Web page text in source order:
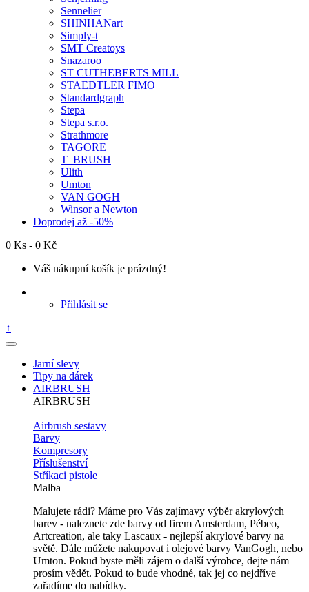
Sennelier
SHINHANart
Simply-t
SMT Creatoys
Snazaroo
ST CUTHEBERTS MILL
STAEDTLER FIMO
Standardgraph
Stepa
Stepa s.r.o.
Strathmore
TAGORE
T_BRUSH
Ulith
Umton
VAN GOGH
Winsor a Newton
Doprodej až -50%
0 Ks - 0 Kč
Váš nákupní košík je prázdný!
Přihlásit se
↑
Jarní slevy
Tipy na dárek
AIRBRUSH
AIRBRUSH
Airbrush sestavy
Barvy
Kompresory
Příslušenství
Stříkaci pistole
Malba
Malujete rádi? Máme pro Vás zajímavy výběr akrylových
barev - naleznete zde barvy od firem Amsterdam, Pébeo,
Artcreation, ale taky Lascaux - nejlepší akrylové barvy na
světě. Dále můžete nakupovat i olejové barvy VanGogh, nebo
Umton. Pokud byste měli zájem o další výrobce, dejte nám
prosím vědět. Pokud to bude vhodné, tak jej co nejdříve
zařadíme do nabídky.